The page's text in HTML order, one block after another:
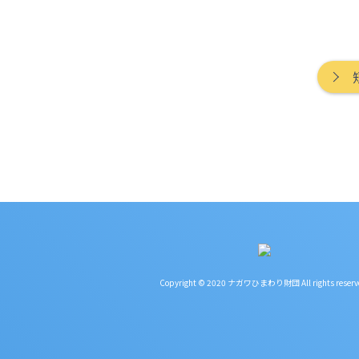
Copyright © 2020 ナガワひまわり財団 All rights